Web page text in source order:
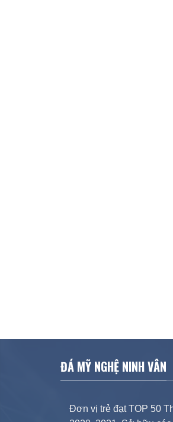
ĐÁ MỸ NGHỆ NINH VÂN
Đơn vị trẻ đạt TOP 50